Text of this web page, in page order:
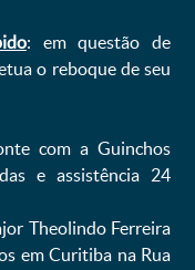
: em questão de
o reboque de seu
com a Guinchos
e assistência 24
Theolindo Ferreira
em Curitiba na Rua